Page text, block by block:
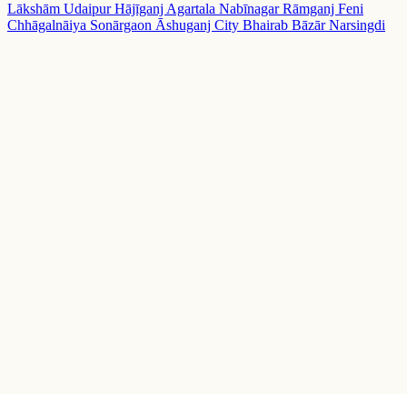
Lākshām UdaipurHājīganj Agartala NabīnagarRāmganj Feni
Chhāgalnāiya Sonārgaon Āshuganj City Bhairab BāzārNarsingdi